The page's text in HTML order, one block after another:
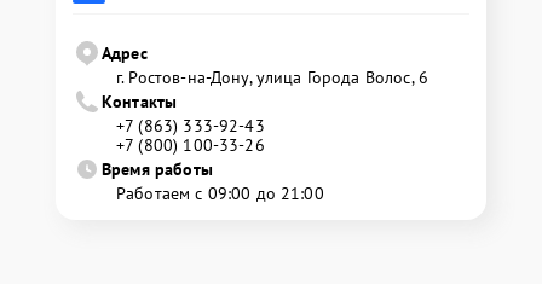
Адрес
г. Ростов-на-Дону, улица Города Волос, 6
Контакты
+7 (863) 333-92-43
+7 (800) 100-33-26
Время работы
Работаем с 09:00 до 21:00